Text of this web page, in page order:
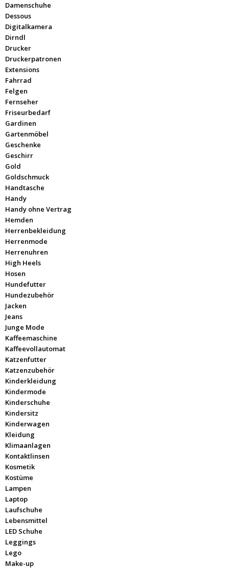
Damenschuhe
Dessous
Digitalkamera
Dirndl
Drucker
Druckerpatronen
Extensions
Fahrrad
Felgen
Fernseher
Friseurbedarf
Gardinen
Gartenmöbel
Geschenke
Geschirr
Gold
Goldschmuck
Handtasche
Handy
Handy ohne Vertrag
Hemden
Herrenbekleidung
Herrenmode
Herrenuhren
High Heels
Hosen
Hundefutter
Hundezubehör
Jacken
Jeans
Junge Mode
Kaffeemaschine
Kaffeevollautomat
Katzenfutter
Katzenzubehör
Kinderkleidung
Kindermode
Kinderschuhe
Kindersitz
Kinderwagen
Kleidung
Klimaanlagen
Kontaktlinsen
Kosmetik
Kostüme
Lampen
Laptop
Laufschuhe
Lebensmittel
LED Schuhe
Leggings
Lego
Make-up